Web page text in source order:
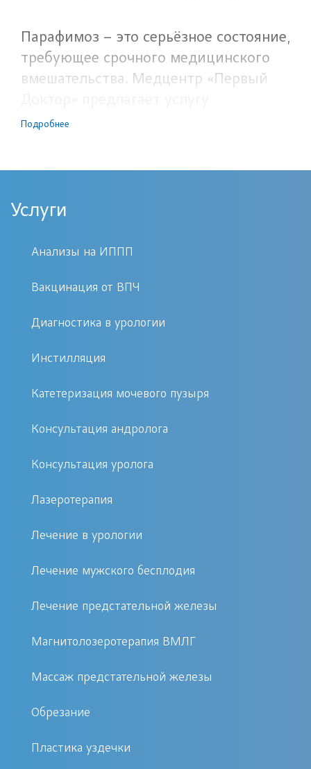
Парафимоз – это серьёзное состояние,
требующее срочного медицинского
вмешательства. Медцентр «Первый
вправления парафимоза на платной
дискомфортом для пациента. Вы
можете быстро записаться на прием,
ознакомившись с отзывами
случаях, когда головка полового члена
оказывается зажатой плотной
отек и нарушение кровообращения.
предотвращения серьезных
осложнений, таких как некроз тканей
вмешательства.
Как проходит процедура
Процедура вправления парафимоза
проводится быстро и безопасно.
пениса под местной анестезией,
консервативные методы не помогают,
возможно проведение хирургического
вмешательства (циркумцизия).
Подробнее
Услуги
Анализы на ИППП
Вакцинация от ВПЧ
Диагностика в урологии
Инстилляция
Катетеризация мочевого пузыря
Консультация андролога
Консультация уролога
Лазеротерапия
Лечение в урологии
Лечение мужского бесплодия
Лечение предстательной железы
Магнитолозеротерапия ВМЛГ
Массаж предстательной железы
Обрезание
Пластика уздечки